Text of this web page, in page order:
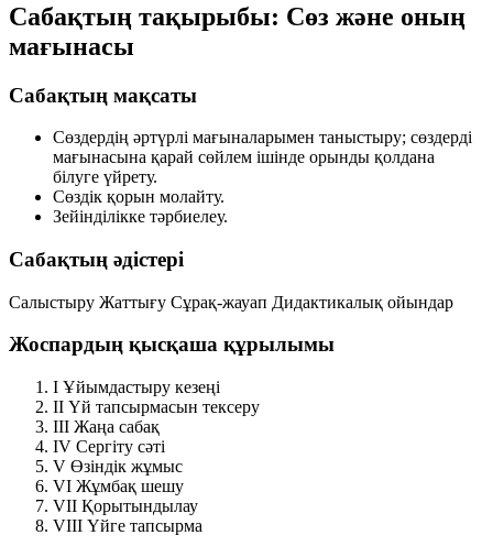
Сабақтың тақырыбы: Сөз және оның
мағынасы
Сабақтың мақсаты
Сөздердің әртүрлі мағыналарымен таныстыру; сөздерді
мағынасына қарай сөйлем ішінде орынды қолдана
білуге үйрету.
Сөздік қорын молайту.
Зейінділікке тәрбиелеу.
Сабақтың әдістері
Салыстыру Жаттығу Сұрақ-жауап Дидактикалық ойындар
Жоспардың қысқаша құрылымы
I Ұйымдастыру кезеңі
II Үй тапсырмасын тексеру
III Жаңа сабақ
IV Сергіту сәті
V Өзіндік жұмыс
VI Жұмбақ шешу
VII Қорытындылау
VIII Үйге тапсырма